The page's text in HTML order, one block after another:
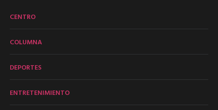
CENTRO
COLUMNA
DEPORTES
ENTRETENIMIENTO